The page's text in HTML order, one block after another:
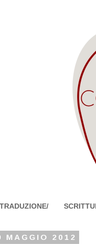
TRADUZIONE/
MAGGIO 2012